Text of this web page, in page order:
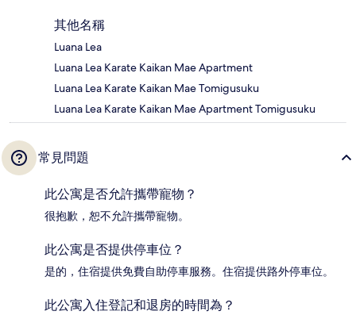
其他名稱
Luana Lea
Luana Lea Karate Kaikan Mae Apartment
Luana Lea Karate Kaikan Mae Tomigusuku
Luana Lea Karate Kaikan Mae Apartment Tomigusuku
常見問題
此公寓是否允許攜帶寵物？
很抱歉，恕不允許攜帶寵物。
此公寓是否提供停車位？
是的，住宿提供免費自助停車服務。住宿提供路外停車位。
此公寓入住登記和退房的時間為？